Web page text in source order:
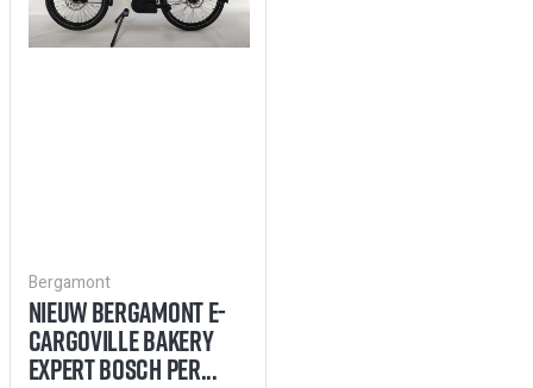
Bergamont
NIEUW BERGAMONT E-
CARGOVILLE BAKERY
EXPERT BOSCH PER...